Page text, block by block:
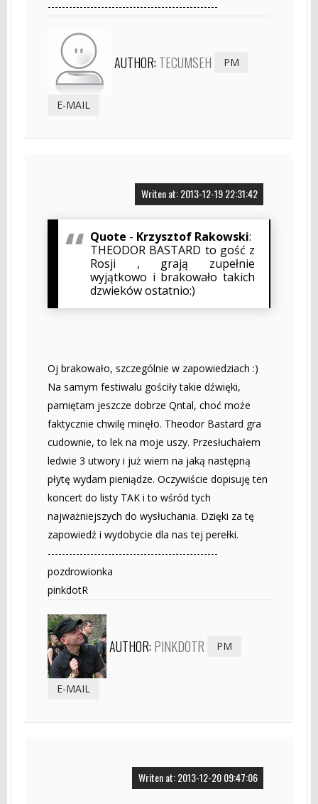
------------------------------------------------
AUTHOR: TECUMSEH PM
E-MAIL
Writen at: 2013-12-19 22:31:42
Quote - Krzysztof Rakowski:
THEODOR BASTARD to gość z
Rosji , grają zupełnie
wyjątkowo i brakowało takich
dzwieków ostatnio:)
Oj brakowało, szczególnie w zapowiedziach :)
Na samym festiwalu gościły takie dźwięki,
pamiętam jeszcze dobrze Qntal, choć może
faktycznie chwilę minęło. Theodor Bastard gra
cudownie, to lek na moje uszy. Przesłuchałem
ledwie 3 utwory i już wiem na jaką następną
płytę wydam pieniądze. Oczywiście dopisuję ten
koncert do listy TAK i to wśród tych
najważniejszych do wysłuchania. Dzięki za tę
zapowiedź i wydobycie dla nas tej perełki.
------------------------------------------------
pozdrowionka
pinkdotR
AUTHOR: PINKDOTR PM
E-MAIL
Writen at: 2013-12-20 09:47:06